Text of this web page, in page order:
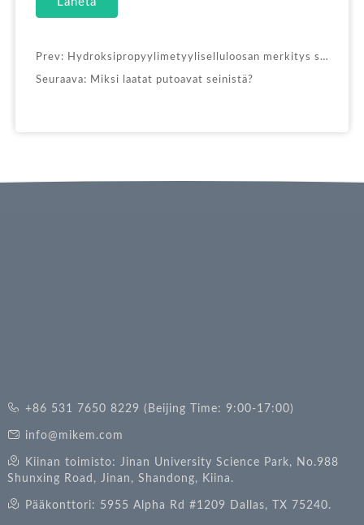
Prev: Hydroksipropyylimetyyliselluloosan merkitys sementtipohjaisten laastien dispersiokestävyydessä
Seuraava: Miksi laatat putoavat seinistä?
+86 531 7650 8229 (Beijing Time: 9:00-17:00)
info@mikem.com
Kiinan toimisto: Jinan University Science Park, No.988
Shunxing Road, Jinan, Shandong, Kiina.
Pääkonttori: 5955 Alpha Rd #1209 Dallas, TX 75240.